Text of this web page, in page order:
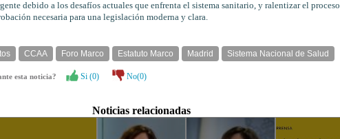
debido a los desafíos actuales que enfrenta el sistema sanitario, y ralentizar el proceso
necesaria para una legislación moderna y clara.
CCAA Foro Marco Estatuto Marco Madrid Sistema Nacional de Salud
esta noticia? Si (0) No(0)
Noticias relacionadas